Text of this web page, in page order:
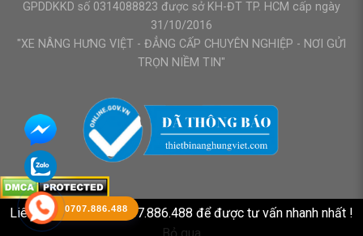
GPDDKKD số 0314088823 được sở KH-ĐT TP. HCM cấp ngày
31/10/2016
"XE NÂNG HƯNG VIỆT - ĐẲNG CẤP CHUYÊN NGHIỆP - NƠI GỬI
TRỌN NIỀM TIN"
0707.886.488
Liên hệ HOTLINE : 0707.886.488 để được tư vấn nhanh nhất !
Bỏ qua